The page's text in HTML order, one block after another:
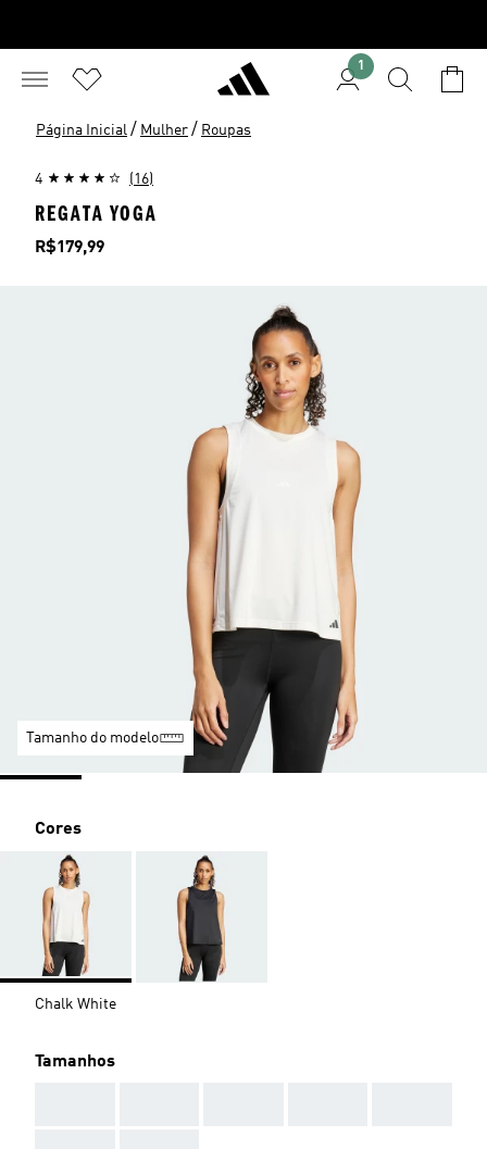
1
Página Inicial / Mulher / Roupas
4 (16)
REGATA YOGA
Preço
R$179,99
Tamanho do modelo
Cores
Chalk White
Tamanhos